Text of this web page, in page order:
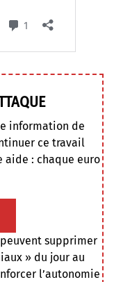
information de
ce travail
aide : chaque euro
supprimer
» du jour au
l’autonomie